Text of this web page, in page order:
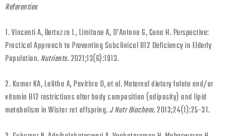
Referenties
1. Vincenti A, Bertuzzo L, Limitone A, D’Antona G, Cena H. Perspective:
Practical Approach to Preventing Subclinical B12 Deficiency in Elderly
Population.Nutrients. 2021;13(6):1913.
2. Kumar KA, Lalitha A, Pavithra D, et al. Maternal dietary folate and/or
vitamin B12 restrictions alter body composition (adiposity) and lipid
metabolism in Wistar rat offspring.J Nutr Biochem. 2013;24(1):25-31.